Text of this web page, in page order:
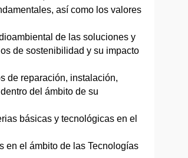
así como los valores
de las soluciones y
de sostenibilidad y su impacto
de reparación, instalación,
del ámbito de su
básicas y tecnológicas en el
en el ámbito de las Tecnologías